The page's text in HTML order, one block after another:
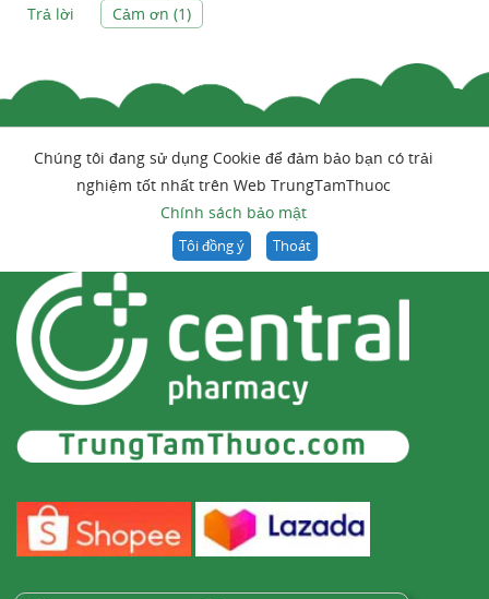
Trả lời
Cảm ơn (1)
Chúng tôi đang sử dụng Cookie để đảm bảo bạn có trải
nghiệm tốt nhất trên Web TrungTamThuoc
Chính sách bảo mật
Tôi đồng ý Thoát